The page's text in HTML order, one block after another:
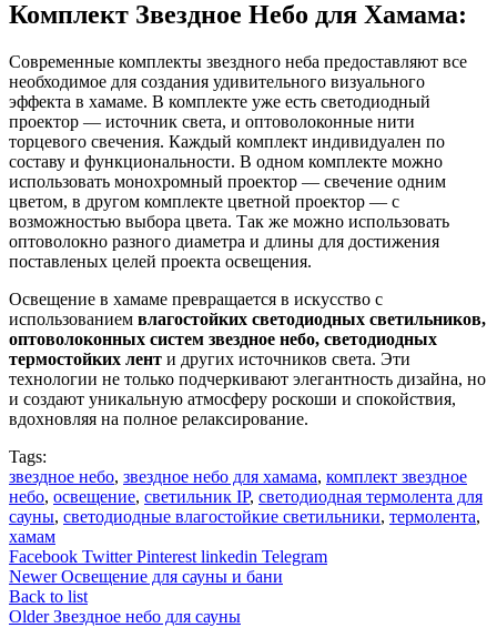
Комплект Звездное Небо для Хамама:
Современные комплекты звездного неба предоставляют все
необходимое для создания удивительного визуального
эффекта в хамаме. В комплекте уже есть светодиодный
проектор — источник света, и оптоволоконные нити
торцевого свечения. Каждый комплект индивидуален по
составу и функциональности. В одном комплекте можно
использовать монохромный проектор — свечение одним
цветом, в другом комплекте цветной проектор — с
возможностью выбора цвета. Так же можно использовать
оптоволокно разного диаметра и длины для достижения
поставленых целей проекта освещения.
Освещение в хамаме превращается в искусство с
использованием влагостойких светодиодных светильников,
оптоволоконных систем звездное небо, светодиодных
термостойких лент и других источников света. Эти
технологии не только подчеркивают элегантность дизайна, но
и создают уникальную атмосферу роскоши и спокойствия,
вдохновляя на полное релаксирование.
Tags:
звездное небо, звездное небо для хамама, комплект звездное
небо, освещение, светильник IP, светодиодная термолента для
сауны, светодиодные влагостойкие светильники, термолента,
хамам
Facebook Twitter Pinterest linkedin Telegram
Newer Освещение для сауны и бани
Back to list
Older Звездное небо для сауны